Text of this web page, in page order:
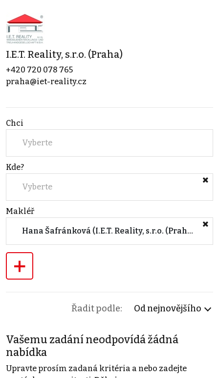
I.E.T. Reality, s.r.o. (Praha)
+420 720 078 765
praha@iet-reality.cz
Chci
Vyberte
Kde?
Vyberte
Makléř
Hana Šafránková (I.E.T. Reality, s.r.o. (Praha))
+
Řadit podle: Od nejnovějšího
Vašemu zadání neodpovídá žádná
nabídka
Upravte prosím zadaná kritéria a nebo zadejte